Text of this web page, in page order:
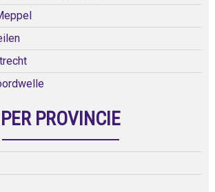
PER PROVINCIE